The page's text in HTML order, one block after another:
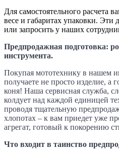
Для самостоятельного расчета
весе и габаритах упаковки.
или запросить у наших
Предпродажная подготовка:
инструмента.
Покупая мототехнику в нашем
получаете не просто изделие, а
коня! Наша сервисная служба,
колдует над каждой единицей
проводя тщательную
хлопотах – к вам приедет уже
агрегат, готовый к покорению
Что входит в таинство